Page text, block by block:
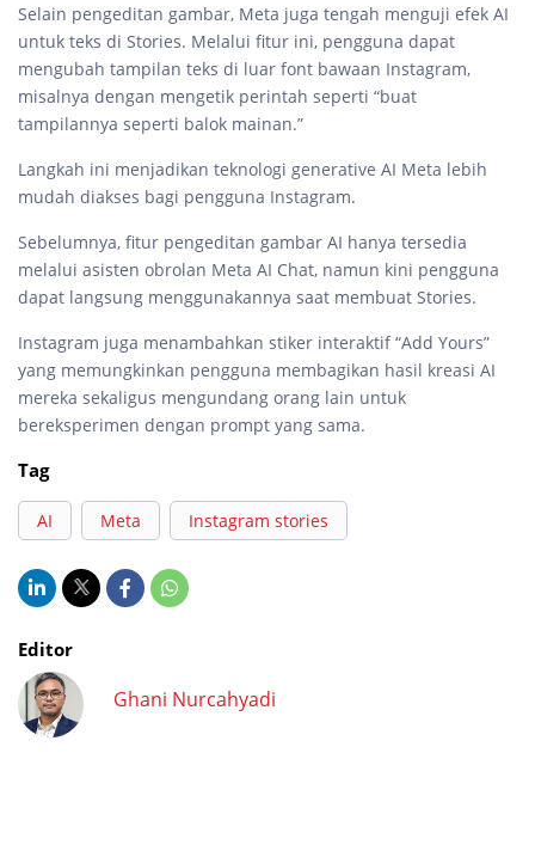
Selain pengeditan gambar, Meta juga tengah menguji efek AI
untuk teks di Stories. Melalui fitur ini, pengguna dapat
mengubah tampilan teks di luar font bawaan Instagram,
misalnya dengan mengetik perintah seperti “buat
tampilannya seperti balok mainan.”
Langkah ini menjadikan teknologi generative AI Meta lebih
mudah diakses bagi pengguna Instagram.
Sebelumnya, fitur pengeditan gambar AI hanya tersedia
melalui asisten obrolan Meta AI Chat, namun kini pengguna
dapat langsung menggunakannya saat membuat Stories.
Instagram juga menambahkan stiker interaktif “Add Yours”
yang memungkinkan pengguna membagikan hasil kreasi AI
mereka sekaligus mengundang orang lain untuk
bereksperimen dengan prompt yang sama.
Tag
AI Meta Instagram stories
Editor
Ghani Nurcahyadi